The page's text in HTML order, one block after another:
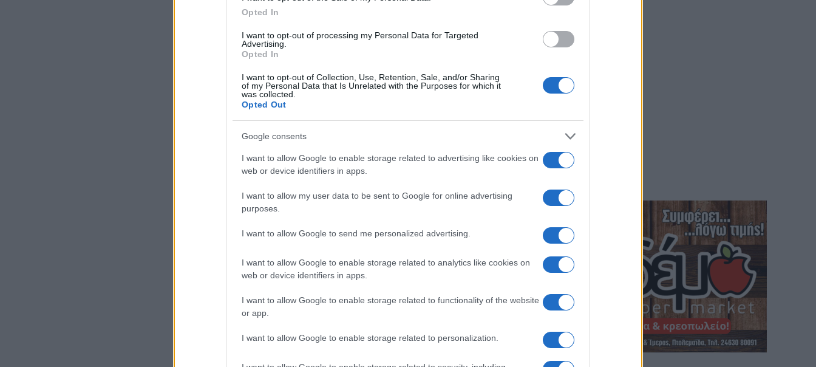
Opted In
I want to opt-out of processing my Personal Data for Targeted
Advertising.
Opted In
I want to opt-out of Collection, Use, Retention, Sale, and/or Sharing
of my Personal Data that Is Unrelated with the Purposes for which it
was collected.
Opted Out
Google consents
I want to allow Google to enable storage related to advertising like cookies on
web or device identifiers in apps.
I want to allow my user data to be sent to Google for online advertising
purposes.
I want to allow Google to send me personalized advertising.
I want to allow Google to enable storage related to analytics like cookies on
web or device identifiers in apps.
I want to allow Google to enable storage related to functionality of the website
or app.
I want to allow Google to enable storage related to personalization.